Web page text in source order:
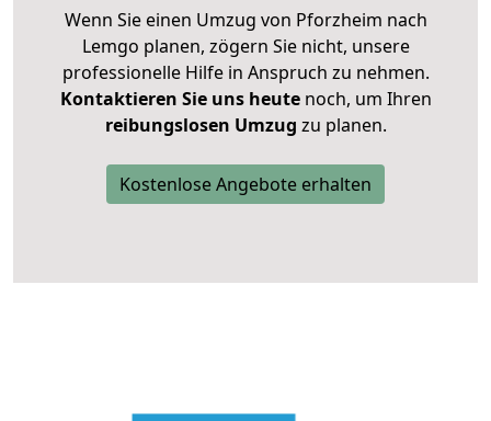
Wenn Sie einen Umzug von Pforzheim nach
Lemgo planen, zögern Sie nicht, unsere
professionelle Hilfe in Anspruch zu nehmen.
Kontaktieren Sie uns heutenoch, um Ihren
reibungslosen Umzug zu planen.
Kostenlose Angebote erhalten